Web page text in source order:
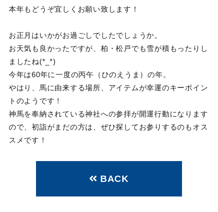
本年もどうぞ宜しくお願い致します！
お正月はいかがお過ごしでしたでしょうか。
お天気も良かったですが、柏・松戸でも雪が積もったりし
ましたね(*_*)
今年は60年に一度の丙午（ひのえうま）の年。
やはり、馬に由来する場所、アイテムが幸運のキーポイン
トのようです！
神馬を奉納されている神社への参拝が開運行動になります
ので、初詣がまだの方は、ぜひ探してお参りするのもオス
スメです！
BACK